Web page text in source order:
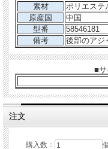
素材
ポリエステ
原産国
中国
型番
58546181
備考
後部のアジ
■サ
注文
購入数：